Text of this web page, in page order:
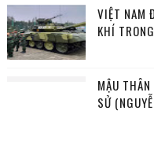
VIỆT NAM
KHÍ
MẬU
SỬ